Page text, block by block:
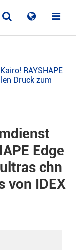
RAYSHAPE
Druck zum
Edge
chn
von IDEX